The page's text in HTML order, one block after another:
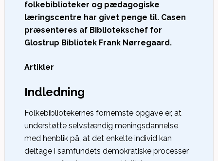
folkebiblioteker og pædagogiske
læringscentre har givet penge til. Casen
præsenteres af Bibliotekschef for
Glostrup Bibliotek Frank Nørregaard.
Artikler
Indledning
Folkebibliotekernes fornemste opgave er, at
understøtte selvstændig meningsdannelse
med henblik på, at det enkelte individ kan
deltage i samfundets demokratiske processer